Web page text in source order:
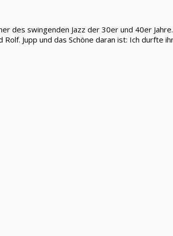
des swingenden Jazz der 30er und 40er
Jupp und das Schöne daran ist: Ich